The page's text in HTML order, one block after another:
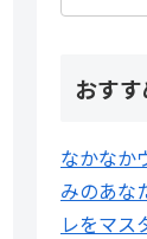
おすす
なかなか
みのあな
レをマス